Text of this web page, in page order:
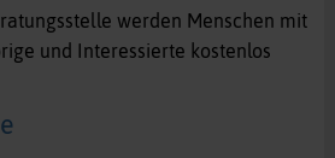
werden Menschen mit
und Interessierte kostenlos